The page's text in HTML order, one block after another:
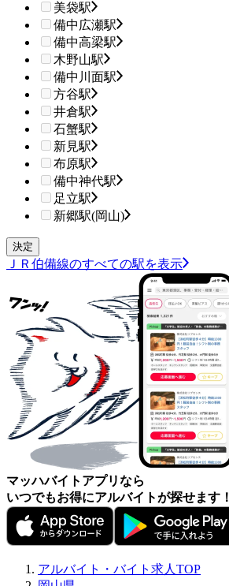
美袋駅
備中広瀬駅
備中高梁駅
木野山駅
備中川面駅
方谷駅
井倉駅
石蟹駅
新見駅
布原駅
備中神代駅
足立駅
新郷駅(岡山)
ＪＲ伯備線のすべての駅を表示
マッハバイトアプリなら
いつでもお得にアルバイトが探せます！
アルバイト・バイト求人TOP